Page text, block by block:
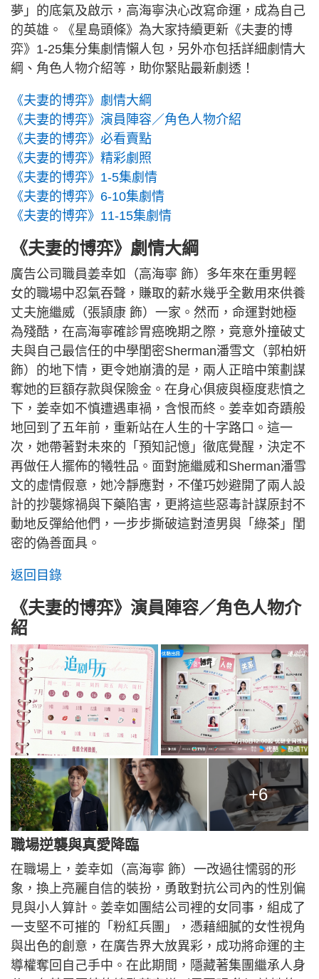
夢」的底氣及啟示，高海寧決心改寫命運，成為自己
的英雄。《星島頭條》為大家持續更新《夫妻的博
弈》1-25集分集劇情懶人包，另外亦包括詳細劇情大
綱、角色人物介紹等，助你緊貼最新劇透！
《夫妻的博弈》劇情大綱
《夫妻的博弈》演員陣容／角色人物介紹
《夫妻的博弈》必看賣點
《夫妻的博弈》精彩劇照
《夫妻的博弈》1-5集劇情
《夫妻的博弈》6-10集劇情
《夫妻的博弈》11-15集劇情
《夫妻的博弈》劇情大綱
廣告公司職員姜幸如（高海寧 飾）多年來在重男輕
女的職場中忍氣吞聲，賺取的薪水幾乎全數用來供養
丈夫施繼威（張頴康 飾）一家。然而，命運對她極
為殘酷，在高海寧確診胃癌晚期之際，竟意外撞破丈
夫與自己最信任的中學閨密Sherman潘雪文（郭柏妍
飾）的地下情，更令她崩潰的是，兩人正暗中策劃謀
奪她的巨額存款與保險金。在身心俱疲與極度悲憤之
下，姜幸如不慎遭遇車禍，含恨而終。姜幸如奇蹟般
地回到了五年前，重新站在人生的十字路口。這一
次，她帶著對未來的「預知記憶」徹底覺醒，決定不
再做任人擺佈的犧牲品。面對施繼威和Sherman潘雪
文的虛情假意，她冷靜應對，不僅巧妙避開了兩人設
計的抄襲嫁禍與下藥陷害，更將這些惡毒計謀原封不
動地反彈給他們，一步步撕破這對渣男與「綠茶」閨
密的偽善面具。
返回目錄
《夫妻的博弈》演員陣容／角色人物介
紹
+6
職場逆襲與真愛降臨
在職場上，姜幸如（高海寧 飾）一改過往懦弱的形
象，換上亮麗自信的裝扮，勇敢對抗公司內的性別偏
見與小人算計。姜幸如團結公司裡的女同事，組成了
一支堅不可摧的「粉紅兵團」，憑藉細膩的女性視角
與出色的創意，在廣告界大放異彩，成功將命運的主
導權奪回自己手中。在此期間，隱藏著集團繼承人身